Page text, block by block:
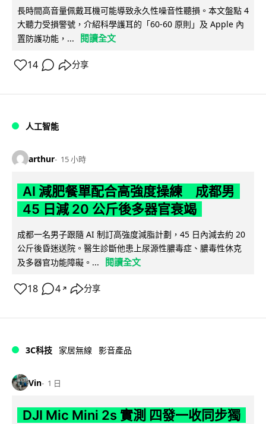
長時間高音量佩戴耳機可能導致永久性噪音性聽損。本文盤點 4
大聽力受損警號，介紹科學護耳的「60-60 原則」及 Apple 內
置防護功能，...
閱讀全文
14 分享
人工智能
arthur 15 小時
AI 減肥餐單配合高強度操練 成都男
45 日減 20 公斤後多器官衰竭
成都一名男子跟隨 AI 制訂高強度減脂計劃，45 日內減去約 20
公斤後昏迷送院。醫生診斷他患上尿源性膿毒症、膿毒性休克
及多器官功能障礙。...
閱讀全文
18 4 ↗ 分享
3C科技 家居無線 影音產品
Vin 1 日
DJI Mic Mini 2s 實測 四發一收同步獨